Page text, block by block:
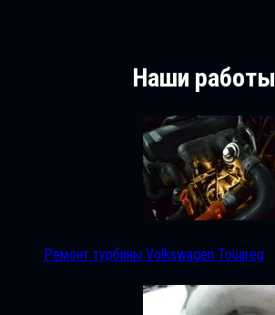
Наши работы
Ремонт турбины Volkswagen Touareg